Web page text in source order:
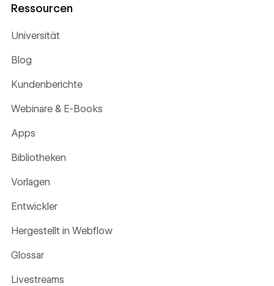
Ressourcen
Universität
Blog
Kundenberichte
Webinare & E-Books
Apps
Bibliotheken
Vorlagen
Entwickler
Hergestellt in Webflow
Glossar
Livestreams